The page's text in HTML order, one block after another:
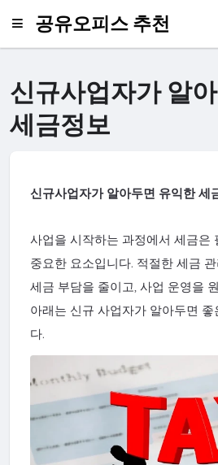
공유오피스 추천
신규사업자가 알
세금정보
신규사업자가 알아두면 유익한 세
사업을 시작하는 과정에서 세금은
중요한 요소입니다. 적절한 세금
세금 부담을 줄이고, 사업 운영을
아래는 신규 사업자가 알아두면
다.